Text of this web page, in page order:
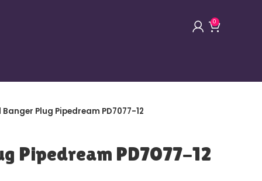
0
Plug Pipedream PD7077-12
Pipedream PD7077-12